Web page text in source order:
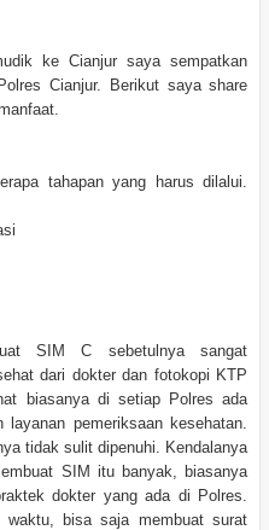
ke Cianjur saya sempatkan
Cianjur. Berikut saya share
tahapan yang harus dilalui.
SIM C sebetulnya sangat
dari dokter dan fotokopi KTP
biasanya di setiap Polres ada
pemeriksaan kesehatan.
tidak sulit dipenuhi. Kendalanya
SIM itu banyak, biasanya
dokter yang ada di Polres.
bisa saja membuat surat